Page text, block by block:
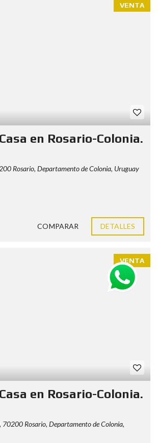
VENTA
en Rosario-Colonia.
Rosario, Departamento de Colonia, Uruguay
COMPARAR DETALLES
VENTA
en Rosario-Colonia.
70200 Rosario, Departamento de Colonia,